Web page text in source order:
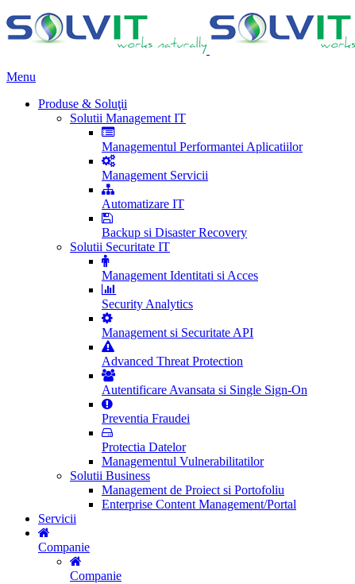
Menu
Produse & Soluţii
Solutii Management IT
Managementul Performantei Aplicatiilor
Management Servicii
Automatizare IT
Backup si Disaster Recovery
Solutii Securitate IT
Management Identitati si Acces
Security Analytics
Management si Securitate API
Advanced Threat Protection
Autentificare Avansata si Single Sign-On
Preventia Fraudei
Protectia Datelor
Managementul Vulnerabilitatilor
Solutii Business
Management de Proiect si Portofoliu
Enterprise Content Management/Portal
Servicii
Companie
Companie